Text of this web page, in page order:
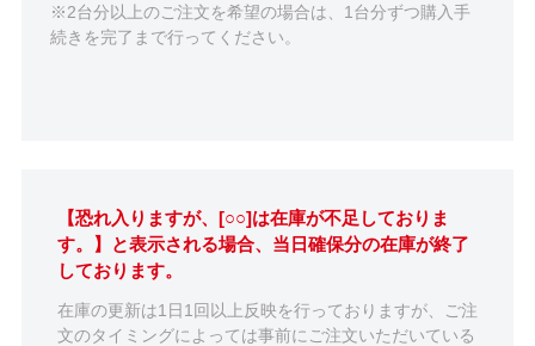
※2台分以上のご注文を希望の場合は、1台分ずつ購入手
続きを完了まで行ってください。
【恐れ入りますが、[○○]は在庫が不足しておりま
す。】と表示される場合、当日確保分の在庫が終了
しております。
在庫の更新は1日1回以上反映を行っておりますが、ご注
文のタイミングによっては事前にご注文いただいている